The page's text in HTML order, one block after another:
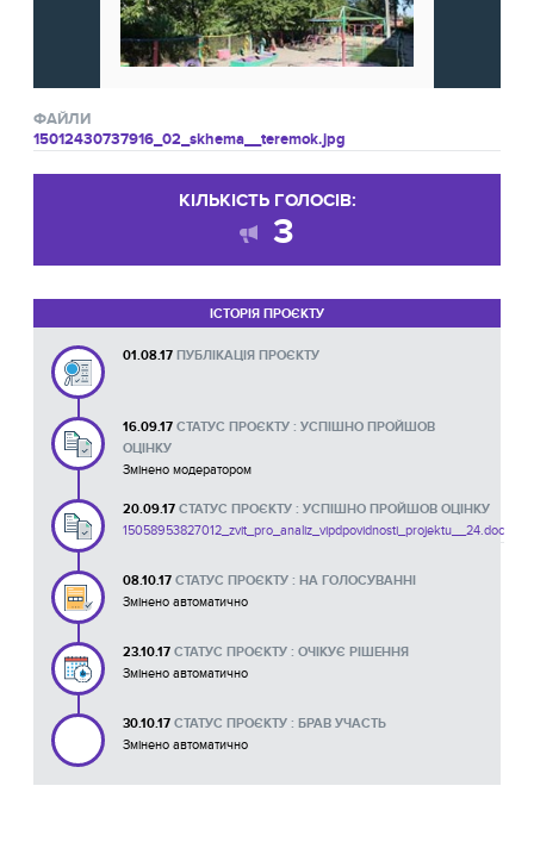
ФАЙЛИ
15012430737916_02_skhema__teremok.jpg
КІЛЬКІСТЬ ГОЛОСІВ:
3
ІСТОРІЯ ПРОЄКТУ
01.08.17 ПУБЛІКАЦІЯ ПРОЄКТУ
16.09.17 СТАТУС ПРОЄКТУ : УСПІШНО ПРОЙШОВ
ОЦІНКУ
Змінено модератором
20.09.17 СТАТУС ПРОЄКТУ : УСПІШНО ПРОЙШОВ ОЦІНКУ
15058953827012_zvit_pro_analiz_vipdpovidnosti_projektu__24.doc
08.10.17 СТАТУС ПРОЄКТУ : НА ГОЛОСУВАННІ
Змінено автоматично
23.10.17 СТАТУС ПРОЄКТУ : ОЧІКУЄ РІШЕННЯ
Змінено автоматично
30.10.17 СТАТУС ПРОЄКТУ : БРАВ УЧАСТЬ
Змінено автоматично